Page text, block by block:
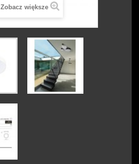
Zobacz większe